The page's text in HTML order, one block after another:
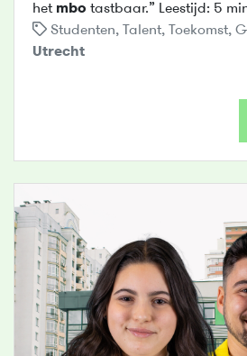
het mbo tastbaar.” Leestijd: 5
Studenten, Talent, Toekomst,
Utrecht